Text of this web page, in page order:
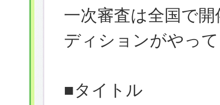
一次審査は全国で
ディションがやっ
■タイトル